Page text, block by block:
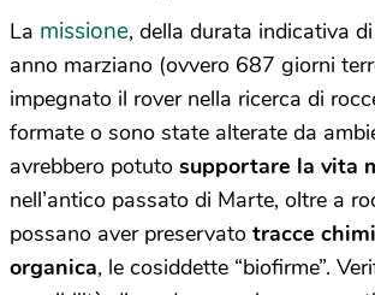
La missione, della durata indicativa
anno marziano (ovvero 687 giorni
impegnato il rover nella ricerca di
formate o sono state alterate da
avrebbero potuto supportare la vita
nell’antico passato di Marte, oltre a
possano aver preservato tracce
organica, le cosiddette “biofirme”.